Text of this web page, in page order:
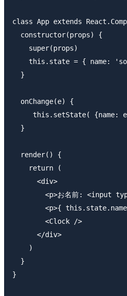
class App extends
  constructor(props) {
    super(props)
this.state = { name:
  }
  onChange(e) {
this.setState( {name:
  }
  render() {
    return (
      <div>
<p>お名前: <input
<p>{ this.state.name
        <Clock />
      </div>
    )
  }
}